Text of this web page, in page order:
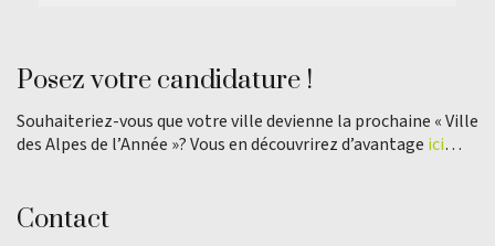
Posez votre candidature !
Souhaiteriez-vous que votre ville devienne la prochaine « Ville
des Alpes de l’Année »? Vous en découvrirez d’avantage ici…
Contact